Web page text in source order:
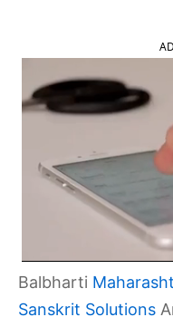
Balbharti
Sanskrit Solutions